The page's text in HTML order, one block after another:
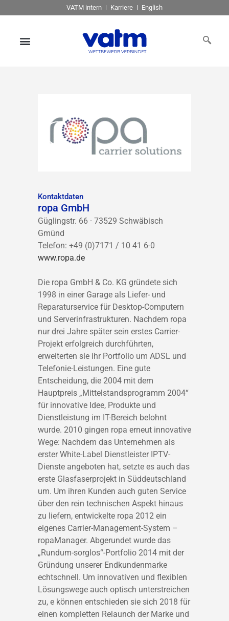
VATM intern Karriere English
Kontaktdaten
ropa GmbH
Güglingstr. 66 · 73529 Schwäbisch
Gmünd
Telefon: +49 (0)7171 / 10 41 6-0
www.ropa.de
Die ropa GmbH & Co. KG gründete sich
1998 in einer Garage als Liefer- und
Reparaturservice für Desktop-Computern
und Serverinfrastrukturen. Nachdem ropa
nur drei Jahre später sein erstes Carrier-
Projekt erfolgreich durchführten,
erweiterten sie ihr Portfolio um ADSL und
Telefonie-Leistungen. Eine gute
Entscheidung, die 2004 mit dem
Hauptpreis „Mittelstandsprogramm 2004“
für innovative Idee, Produkte und
Dienstleistung im IT-Bereich belohnt
wurde. 2010 gingen ropa erneut innovative
Wege: Nachdem das Unternehmen als
erster White-Label Dienstleister IPTV-
Dienste angeboten hat, setzte es auch das
erste Glasfaserprojekt in Süddeutschland
um. Um ihren Kunden auch guten Service
über den rein technischen Aspekt hinaus
zu liefern, entwickelte ropa 2012 ein
eigenes Carrier-Management-System –
ropaManager. Abgerundet wurde das
„Rundum-sorglos“-Portfolio 2014 mit der
Gründung unserer Endkundenmarke
echtschnell. Um innovativen und flexiblen
Lösungswege auch optisch unterstreichen
zu, e können entschieden sie sich 2018 für
einen kompletten Relaunch der Marke und